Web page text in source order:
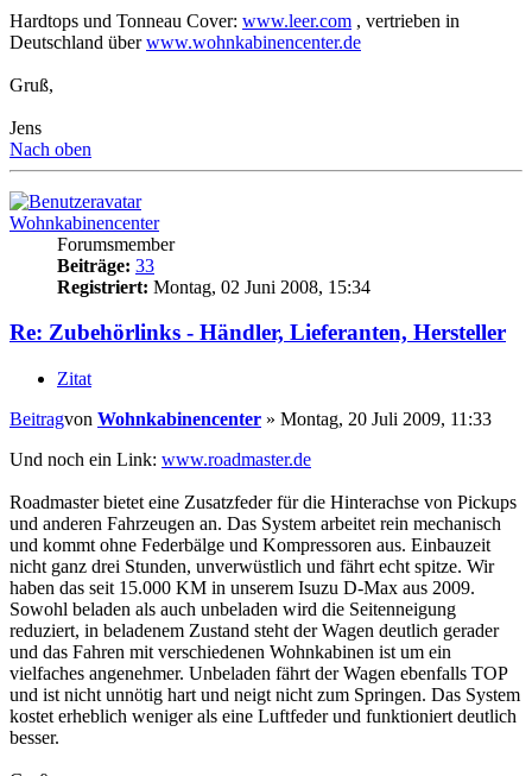
Hardtops und Tonneau Cover: www.leer.com , vertrieben in
Deutschland überwww.wohnkabinencenter.de
Gruß,
Jens
Nach oben
Wohnkabinencenter
Forumsmember
Beiträge: 33
Registriert: Montag, 02 Juni 2008, 15:34
Re: Zubehörlinks - Händler, Lieferanten, Hersteller
Zitat
Beitragvon Wohnkabinencenter » Montag, 20 Juli 2009, 11:33
Und noch ein Link: www.roadmaster.de
Roadmaster bietet eine Zusatzfeder für die Hinterachse von Pickups
und anderen Fahrzeugen an. Das System arbeitet rein mechanisch
und kommt ohne Federbälge und Kompressoren aus. Einbauzeit
nicht ganz drei Stunden, unverwüstlich und fährt echt spitze. Wir
haben das seit 15.000 KM in unserem Isuzu D-Max aus 2009.
Sowohl beladen als auch unbeladen wird die Seitenneigung
reduziert, in beladenem Zustand steht der Wagen deutlich gerader
und das Fahren mit verschiedenen Wohnkabinen ist um ein
vielfaches angenehmer. Unbeladen fährt der Wagen ebenfalls TOP
und ist nicht unnötig hart und neigt nicht zum Springen. Das System
kostet erheblich weniger als eine Luftfeder und funktioniert deutlich
besser.